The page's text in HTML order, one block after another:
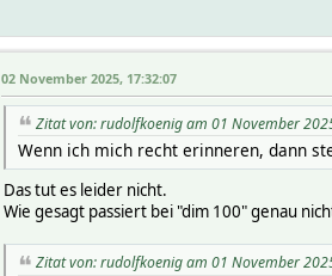
02 November 2025, 17:32:07
Zitat von: rudolfkoenig am 01 November
Wenn ich mich recht erinneren, dann
Das tut es leider nicht.
Wie gesagt passiert bei "dim 100" genau
Zitat von: rudolfkoenig am 01 November